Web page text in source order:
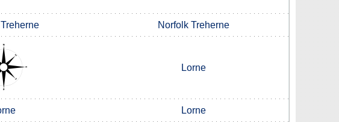
Norfolk Treherne
Lorne
Lorne